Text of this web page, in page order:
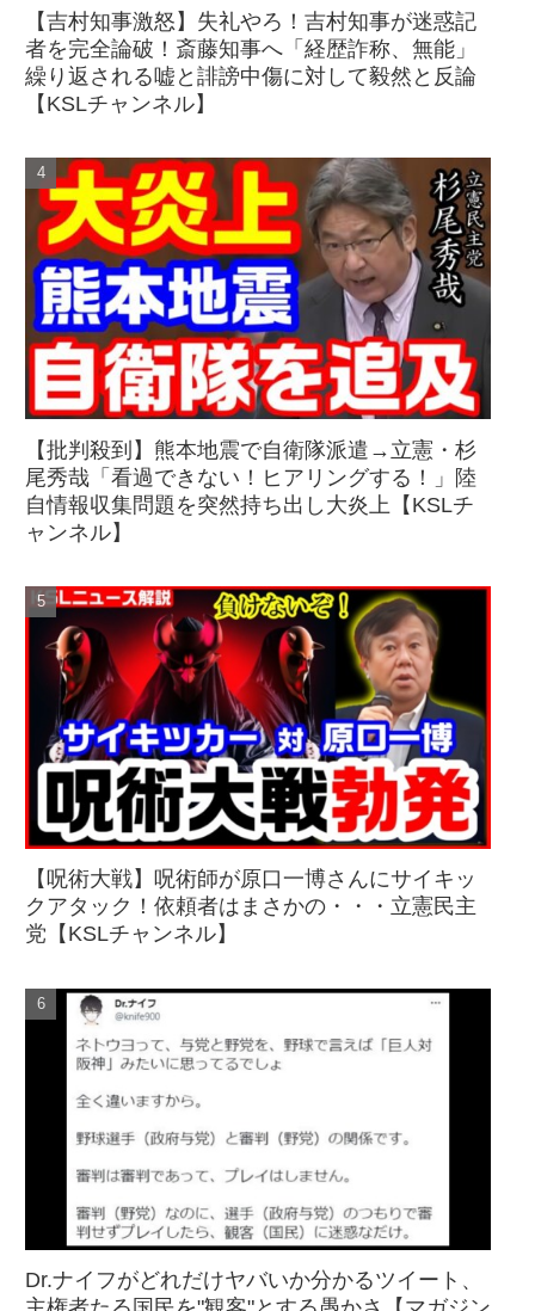
【吉村知事激怒】失礼やろ！吉村知事が迷惑記
者を完全論破！斎藤知事へ「経歴詐称、無能」
繰り返される嘘と誹謗中傷に対して毅然と反論
【KSLチャンネル】
【批判殺到】熊本地震で自衛隊派遣→立憲・杉
尾秀哉「看過できない！ヒアリングする！」陸
自情報収集問題を突然持ち出し大炎上【KSLチ
ャンネル】
【呪術大戦】呪術師が原口一博さんにサイキッ
クアタック！依頼者はまさかの・・・立憲民主
党【KSLチャンネル】
Dr.ナイフがどれだけヤバいか分かるツイート、